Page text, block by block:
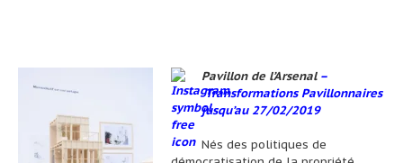
Pavillon de l’Arsenal–
Transformations Pavillonnaires
jusqu’au 27/02/2019
Nés des politiques de